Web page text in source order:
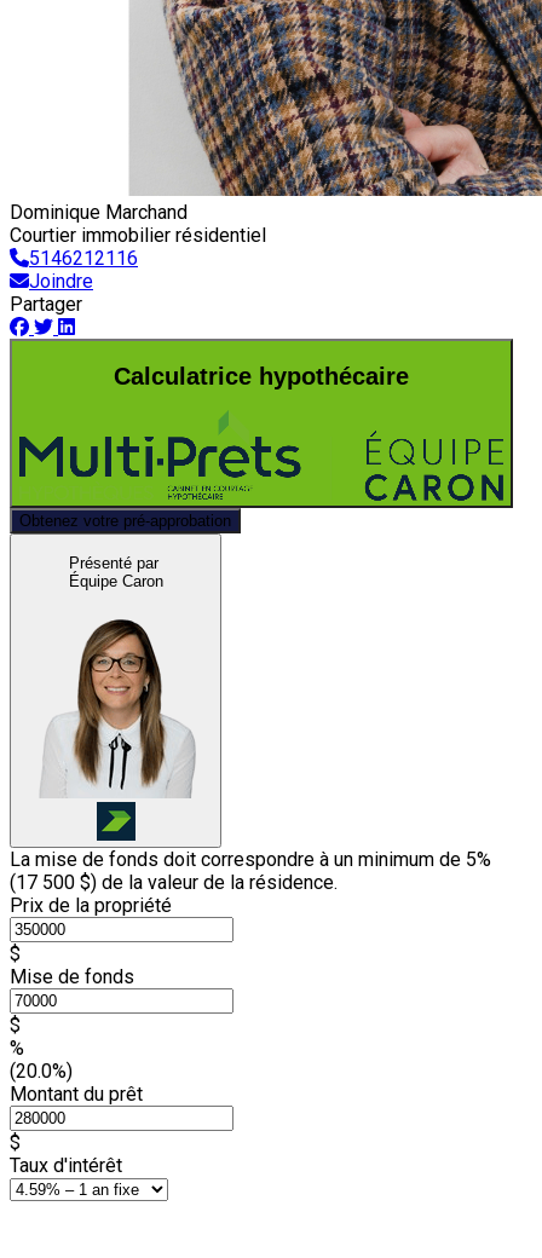
Dominique Marchand
Courtier immobilier résidentiel
5146212116
Joindre
Partager
Calculatrice hypothécaire
Obtenez votre pré-approbation
Présenté par
Équipe Caron
La mise de fonds doit correspondre à un minimum de 5%
(17 500 $) de la valeur de la résidence.
Prix de la propriété
$
Mise de fonds
$
%
(20.0%)
Montant du prêt
$
Taux d'intérêt